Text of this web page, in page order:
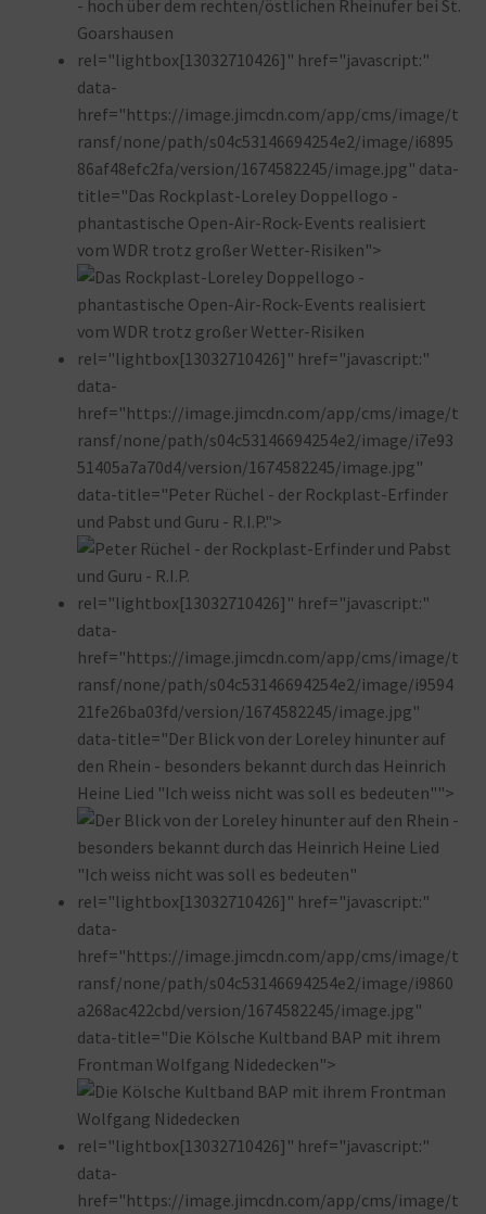
rel="lightbox[13032710426]" href="javascript:"
data-
href="https://image.jimcdn.com/app/cms/image/t
ransf/none/path/s04c53146694254e2/image/i6895
86af48efc2fa/version/1674582245/image.jpg" data-
title="Das Rockplast-Loreley Doppellogo -
phantastische Open-Air-Rock-Events realisiert
vom WDR trotz großer Wetter-Risiken">
rel="lightbox[13032710426]" href="javascript:"
data-
href="https://image.jimcdn.com/app/cms/image/t
ransf/none/path/s04c53146694254e2/image/i7e93
51405a7a70d4/version/1674582245/image.jpg"
data-title="Peter Rüchel - der Rockplast-Erfinder
und Pabst und Guru - R.I.P.">
rel="lightbox[13032710426]" href="javascript:"
data-
href="https://image.jimcdn.com/app/cms/image/t
ransf/none/path/s04c53146694254e2/image/i9594
21fe26ba03fd/version/1674582245/image.jpg"
data-title="Der Blick von der Loreley hinunter auf
den Rhein - besonders bekannt durch das Heinrich
Heine Lied "Ich weiss nicht was soll es bedeuten"">
rel="lightbox[13032710426]" href="javascript:"
data-
href="https://image.jimcdn.com/app/cms/image/t
ransf/none/path/s04c53146694254e2/image/i9860
a268ac422cbd/version/1674582245/image.jpg"
data-title="Die Kölsche Kultband BAP mit ihrem
Frontman Wolfgang Nidedecken">
rel="lightbox[13032710426]" href="javascript:"
data-
href="https://image.jimcdn.com/app/cms/image/t